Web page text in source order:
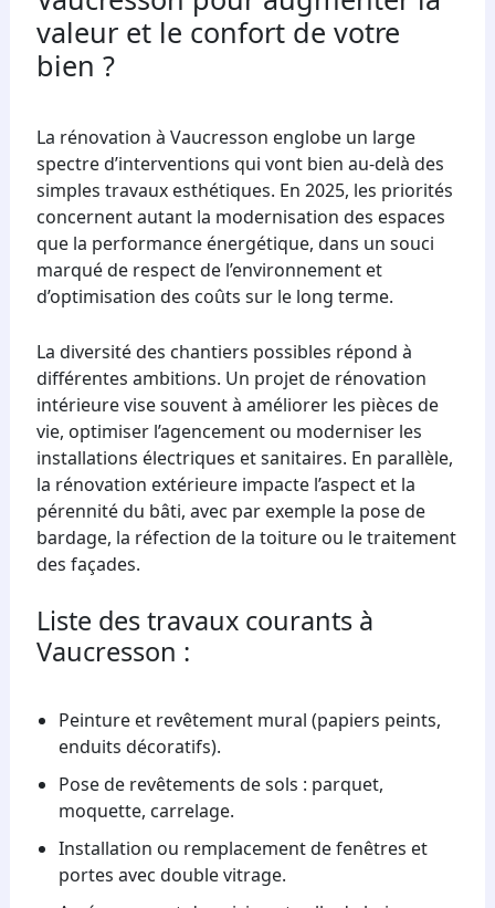
valeur et le confort de votre
bien ?
La rénovation à Vaucresson englobe un large
spectre d’interventions qui vont bien au-delà des
simples travaux esthétiques. En 2025, les priorités
concernent autant la modernisation des espaces
que la performance énergétique, dans un souci
marqué de respect de l’environnement et
d’optimisation des coûts sur le long terme.
La diversité des chantiers possibles répond à
différentes ambitions. Un projet de rénovation
intérieure vise souvent à améliorer les pièces de
vie, optimiser l’agencement ou moderniser les
installations électriques et sanitaires. En parallèle,
la rénovation extérieure impacte l’aspect et la
pérennité du bâti, avec par exemple la pose de
bardage, la réfection de la toiture ou le traitement
des façades.
Liste des travaux courants à
Vaucresson :
Peinture et revêtement mural (papiers peints,
enduits décoratifs).
Pose de revêtements de sols : parquet,
moquette, carrelage.
Installation ou remplacement de fenêtres et
portes avec double vitrage.